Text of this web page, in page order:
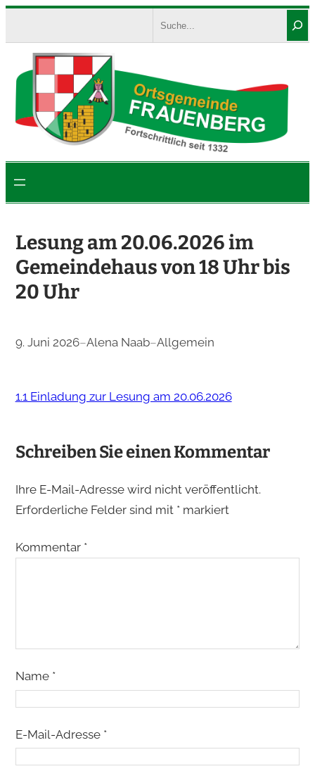
springen
Lesung am 20.06.2026 im
Gemeindehaus von 18 Uhr bis
20 Uhr
9. Juni 2026–Alena Naab–Allgemein
1.1 Einladung zur Lesung am 20.06.2026
Schreiben Sie einen Kommentar
Ihre E-Mail-Adresse wird nicht veröffentlicht.
Erforderliche Felder sind mit *markiert
Kommentar *
Name *
E-Mail-Adresse *